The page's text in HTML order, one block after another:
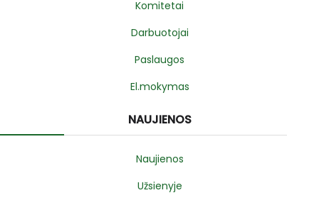
Komitetai
Darbuotojai
Paslaugos
El.mokymas
NAUJIENOS
Naujienos
Užsienyje